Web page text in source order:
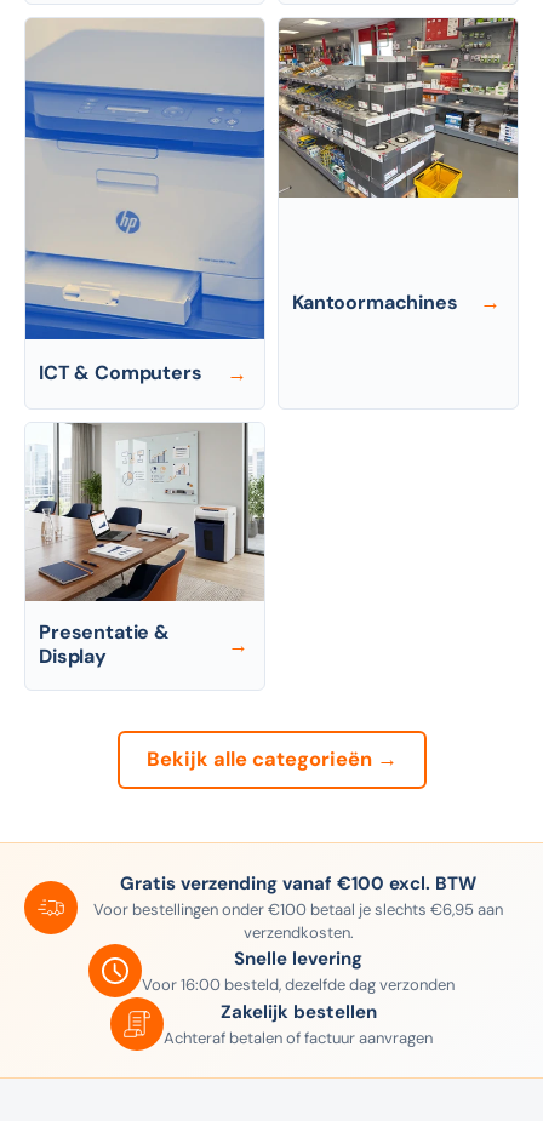
ICT & Computers →
Kantoormachines →
Presentatie &
Display
→
Bekijk alle categorieën →
Gratis verzending vanaf €100 excl. BTW
Voor bestellingen onder €100 betaal je slechts €6,95 aan
verzendkosten.
Snelle levering
Voor 16:00 besteld, dezelfde dag verzonden
Zakelijk bestellen
Achteraf betalen of factuur aanvragen